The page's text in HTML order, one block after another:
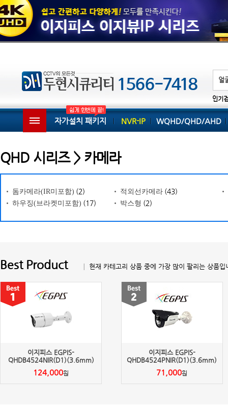
인기
자가설치 패키지 NVR-IP WQHD/QHD/AHD
QHD 시리즈 > 카메라
돔카메라(IR미포함) (2) 적외선카메라 (43)
하우징(브라켓미포함) (17) 박스형 (2)
Best Product │ 현재 카테고리 상품 중에 가장 많이 팔리는 상품입
이지피스 EGPIS-
QHDB4524NIR(D1)(3.6mm)
124,000원
이지피스 EGPIS-
QHDB4524PNIR(D1)(3.6mm)
71,000원